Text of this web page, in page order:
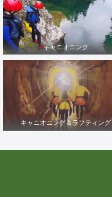
キャニオニング
キャニオニング＆ラフティング